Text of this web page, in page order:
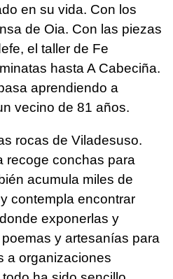
en su vida. Con los
de Oia. Con las piezas
el taller de Fe
hasta A Cabeciña.
aprendiendo a
vecino de 81 años.
rocas de Viladesuso.
recoge conchas para
acumula miles de
contempla encontrar
exponerlas y
y artesanías para
a organizaciones